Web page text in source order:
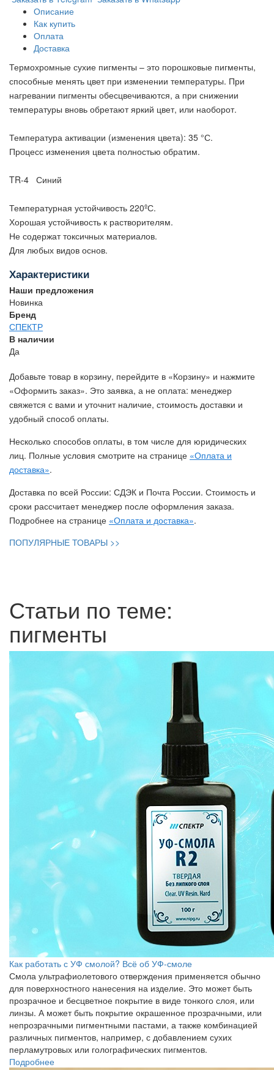
Описание
Как купить
Оплата
Доставка
Термохромные сухие пигменты – это порошковые пигменты,
способные менять цвет при изменении температуры. При
нагревании пигменты обесцвечиваются, а при снижении
температуры вновь обретают яркий цвет, или наоборот.
Температура активации (изменения цвета): 35 °С.
Процесс изменения цвета полностью обратим.
TR-4 Синий
Температурная устойчивость 220ºС.
Хорошая устойчивость к растворителям.
Не содержат токсичных материалов.
Для любых видов основ.
Характеристики
Наши предложения
Новинка
Бренд
СПЕКТР
В наличии
Да
Добавьте товар в корзину, перейдите в «Корзину» и нажмите
«Оформить заказ». Это заявка, а не оплата: менеджер
свяжется с вами и уточнит наличие, стоимость доставки и
удобный способ оплаты.
Несколько способов оплаты, в том числе для юридических
лиц. Полные условия смотрите на странице «Оплата и
доставка».
Доставка по всей России: СДЭК и Почта России. Стоимость и
сроки рассчитает менеджер после оформления заказа.
Подробнее на странице «Оплата и доставка».
ПОПУЛЯРНЫЕ ТОВАРЫ >>
Статьи по теме:
пигменты
Как работать с УФ смолой? Всё об УФ-смоле
Смола ультрафиолетового отверждения применяется обычно
для поверхностного нанесения на изделие. Это может быть
прозрачное и бесцветное покрытие в виде тонкого слоя, или
линзы. А может быть покрытие окрашенное прозрачными, или
непрозрачными пигментными пастами, а также комбинацией
различных пигментов, например, с добавлением сухих
перламутровых или голографических пигментов.
Подробнее